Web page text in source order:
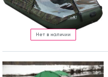
Нет в наличии